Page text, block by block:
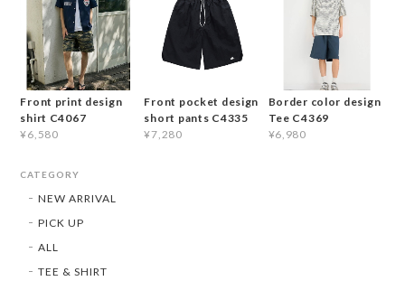
Front print design
shirt C4067
¥6,580
Front pocket design
short pants C4335
¥7,280
Border color design
Tee C4369
¥6,980
CATEGORY
NEW ARRIVAL
PICK UP
ALL
TEE & SHIRT